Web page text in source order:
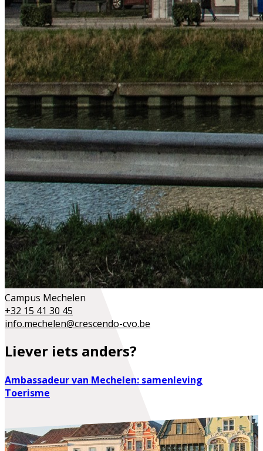
Campus Mechelen
+32 15 41 30 45
info.mechelen@crescendo-cvo.be
Liever iets anders?
Ambassadeur van Mechelen: samenleving
Toerisme